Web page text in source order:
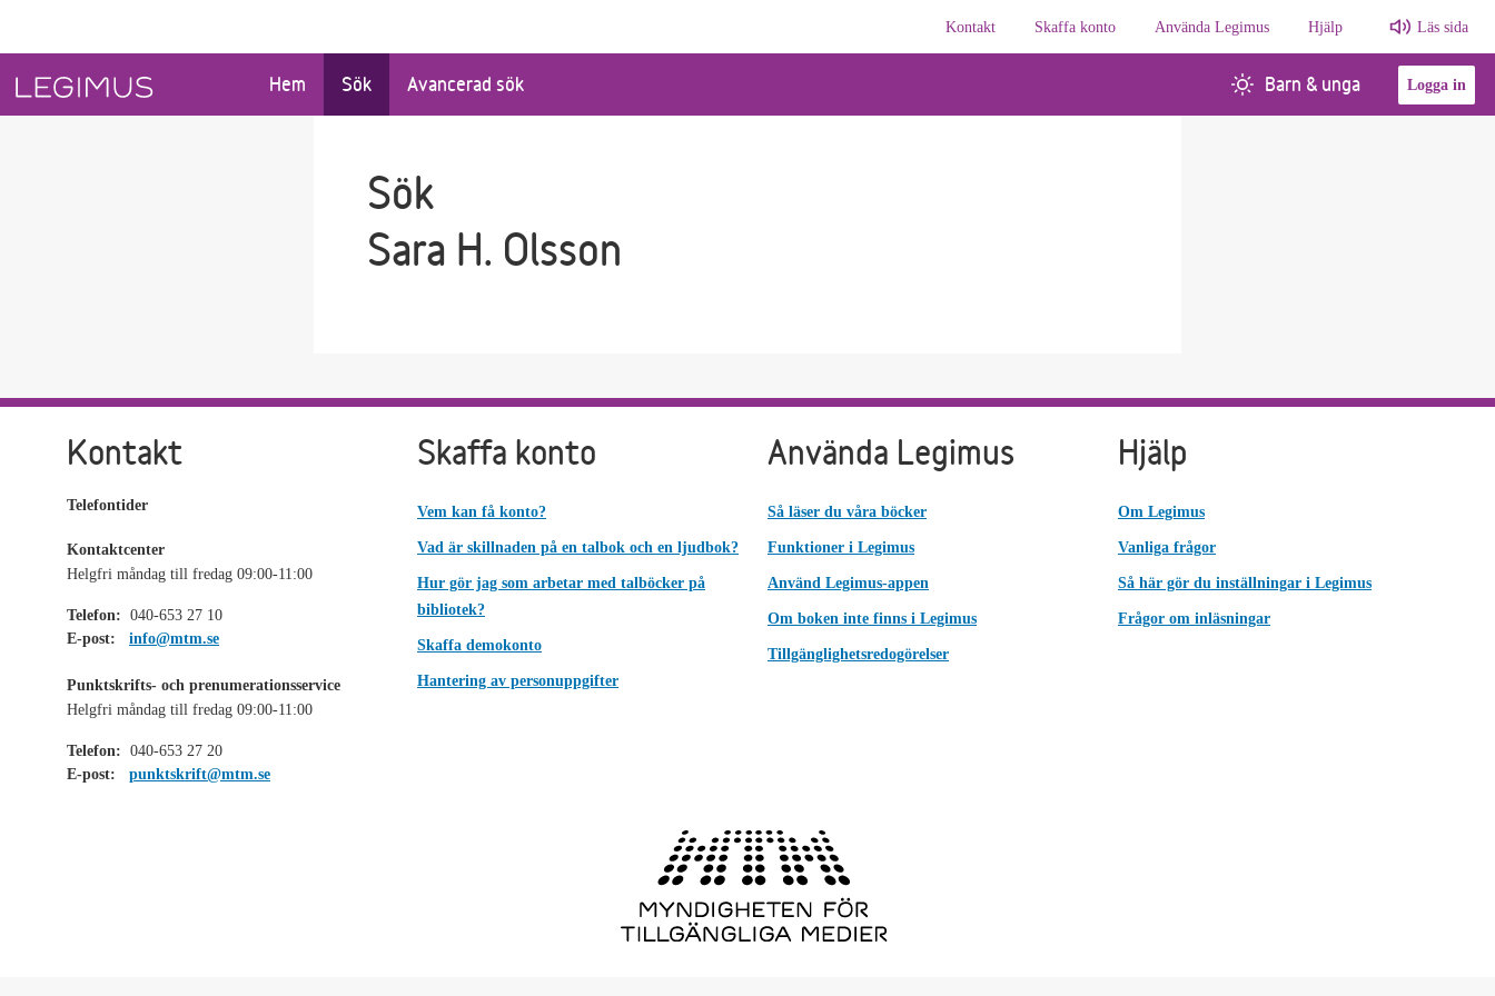
Kontakt
Skaffa konto Använda Legimus Hjälp Läs sida
Hem Sök Avancerad sök Barn & unga Logga in
Sök
Sara H. Olsson
Kontakt
Telefontider
Kontaktcenter
Helgfri måndag till fredag 09:00-11:00
Telefon: 040-653 27 10
E-post:
info@mtm.se
Punktskrifts- och prenumerationsservice
Helgfri måndag till fredag 09:00-11:00
Telefon: 040-653 27 20
E-post:
punktskrift@mtm.se
Skaffa konto
Vem kan få konto?
Vad är skillnaden på en talbok och en ljudbok?
Hur gör jag som arbetar med talböcker på
bibliotek?
Skaffa demokonto
Hantering av personuppgifter
Använda Legimus
Så läser du våra böcker
Funktioner i Legimus
Använd Legimus-appen
Om boken inte finns i Legimus
Tillgänglighetsredogörelser
Hjälp
Om Legimus
Vanliga frågor
Så här gör du inställningar i Legimus
Frågor om inläsningar